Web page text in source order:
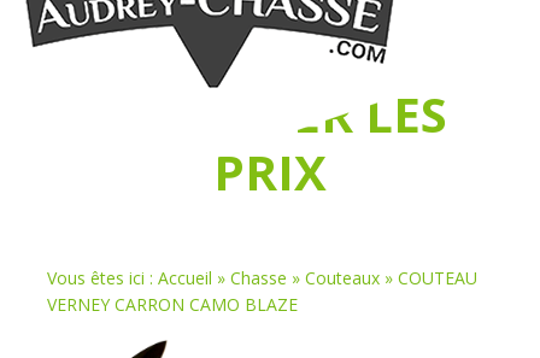
DE TEMPS
CHASSER LES
PRIX
Vous êtes ici : Accueil » Chasse » Couteaux » COUTEAU
VERNEY CARRON CAMO BLAZE